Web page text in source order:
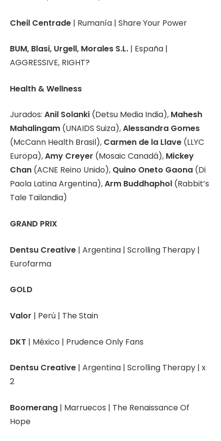
Cheil Centrade | Rumanía | Share Your Power
BUM, Blasi, Urgell, Morales S.L. | España |
AGGRESSIVE, RIGHT?
Health & Wellness
Jurados: Anil Solanki (Detsu Media India), Mahesh
Mahalingam (UNAIDS Suiza),Alessandra Gomes
(McCann Health Brasil), Carmen de la Llave (LLYC
Europa),Amy Creyer (Mosaic Canadá), Mickey
Chan (ACNE Reino Unido), Quino Oneto Gaona (Di
Paola Latina Argentina),Arm Buddhaphol (Rabbit’s
Tale Tailandia)
GRAND PRIX
Dentsu Creative | Argentina | Scrolling Therapy |
Eurofarma
GOLD
Valor | Perú | The Stain
DKT | México | Prudence Only Fans
Dentsu Creative | Argentina | Scrolling Therapy | x
2
Boomerang | Marruecos | The Renaissance Of
Hope